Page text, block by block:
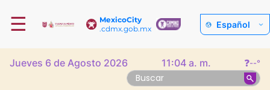
MexicoCity
.cdmx.gob.mx
☰ Español
Jueves 6 de Agosto 2026 11:04 a. m. ❓--°